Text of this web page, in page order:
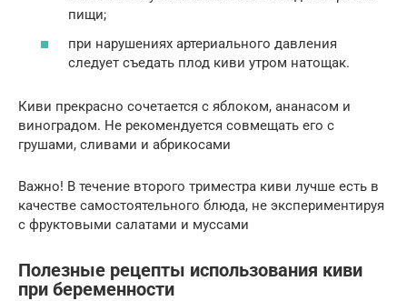
пищи;
при нарушениях артериального давления
следует съедать плод киви утром натощак.
Киви прекрасно сочетается с яблоком, ананасом и
виноградом. Не рекомендуется совмещать его с
грушами, сливами и абрикосами
Важно! В течение второго триместра киви лучше есть в
качестве самостоятельного блюда, не экспериментируя
с фруктовыми салатами и муссами
Полезные рецепты использования киви
при беременности